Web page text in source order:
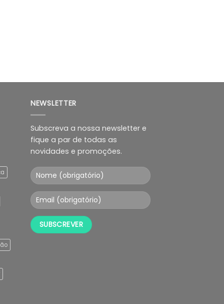
NEWSLETTER
Subscreva a nossa newsletter e
fique a par de todas as
novidades e promoções.